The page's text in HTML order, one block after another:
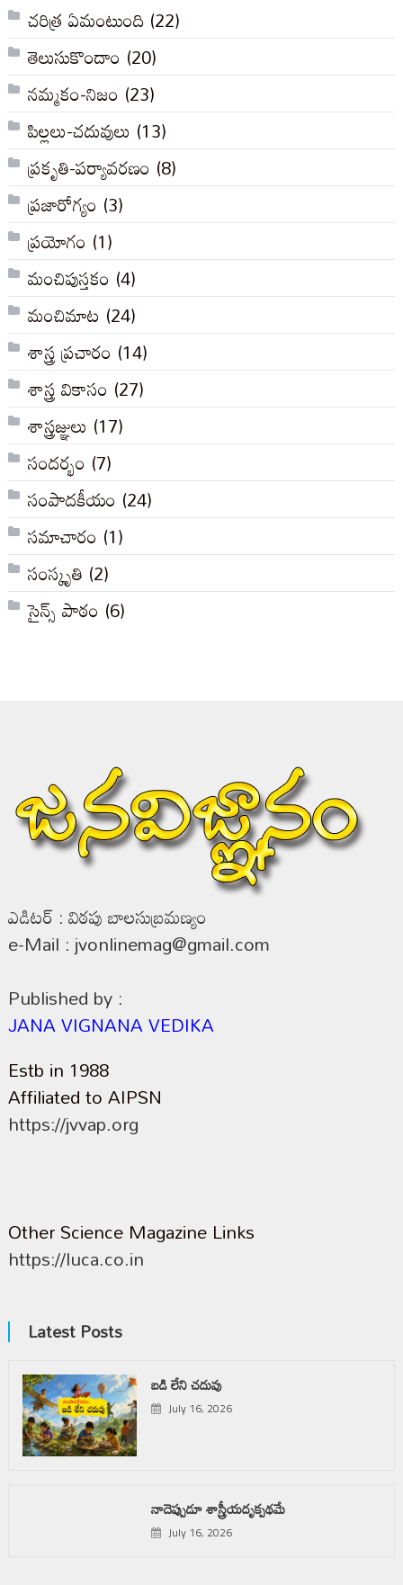
చరిత్ర ఏమంటుంది (22)
తెలుసుకొందాం (20)
నమ్మకం-నిజం (23)
పిల్లలు-చదువులు (13)
ప్రకృతి-పర్యావరణం (8)
ప్రజారోగ్యం (3)
ప్రయోగం (1)
మంచిపుస్తకం (4)
మంచిమాట (24)
శాస్త్ర ప్రచారం (14)
శాస్త్ర వికాసం (27)
శాస్త్రజ్ఞులు (17)
సందర్భం (7)
సంపాదకీయం (24)
సమాచారం (1)
సంస్కృతి (2)
సైన్స్ పాఠం (6)
ఎడిటర్ : విఠపు బాలసుబ్రమణ్యం
e-Mail : jvonlinemag@gmail.com
Published by :
JANA VIGNANA VEDIKA
Estb in 1988
Affiliated to AIPSN
https://jvvap.org
Other Science Magazine Links
https://luca.co.in
Latest Posts
బడి లేని చదువు
July 16, 2026
నాదెప్పుడూ శాస్త్రీయదృక్పథమే
July 16, 2026